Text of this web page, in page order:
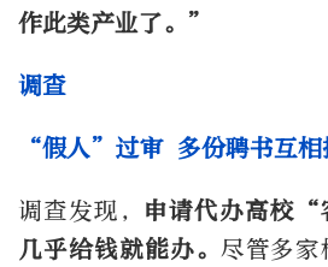
作此类产业了。”
调查
“假人”过审 多份聘书互相
调查发现， 申请代办高校“
几乎给钱就能办。 尽管多